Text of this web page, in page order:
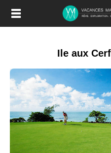
Contenu
Ile aux